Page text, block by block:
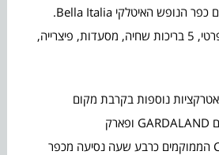
מהעיירה סירמיונה, ממוקם כפר הנופש האיטלקי Bella Italia.
לכפר גישה ישירה לחוף פרטי, 5 בריכות שחיה, מסעדות, פיצרייה,
נוספות בקרבת מקום
כדוגמת פארק השעשועים GARDALAND ופארק
המים CANEVA WORLD הממוקמים כרבע שעה נסיעה מכפר